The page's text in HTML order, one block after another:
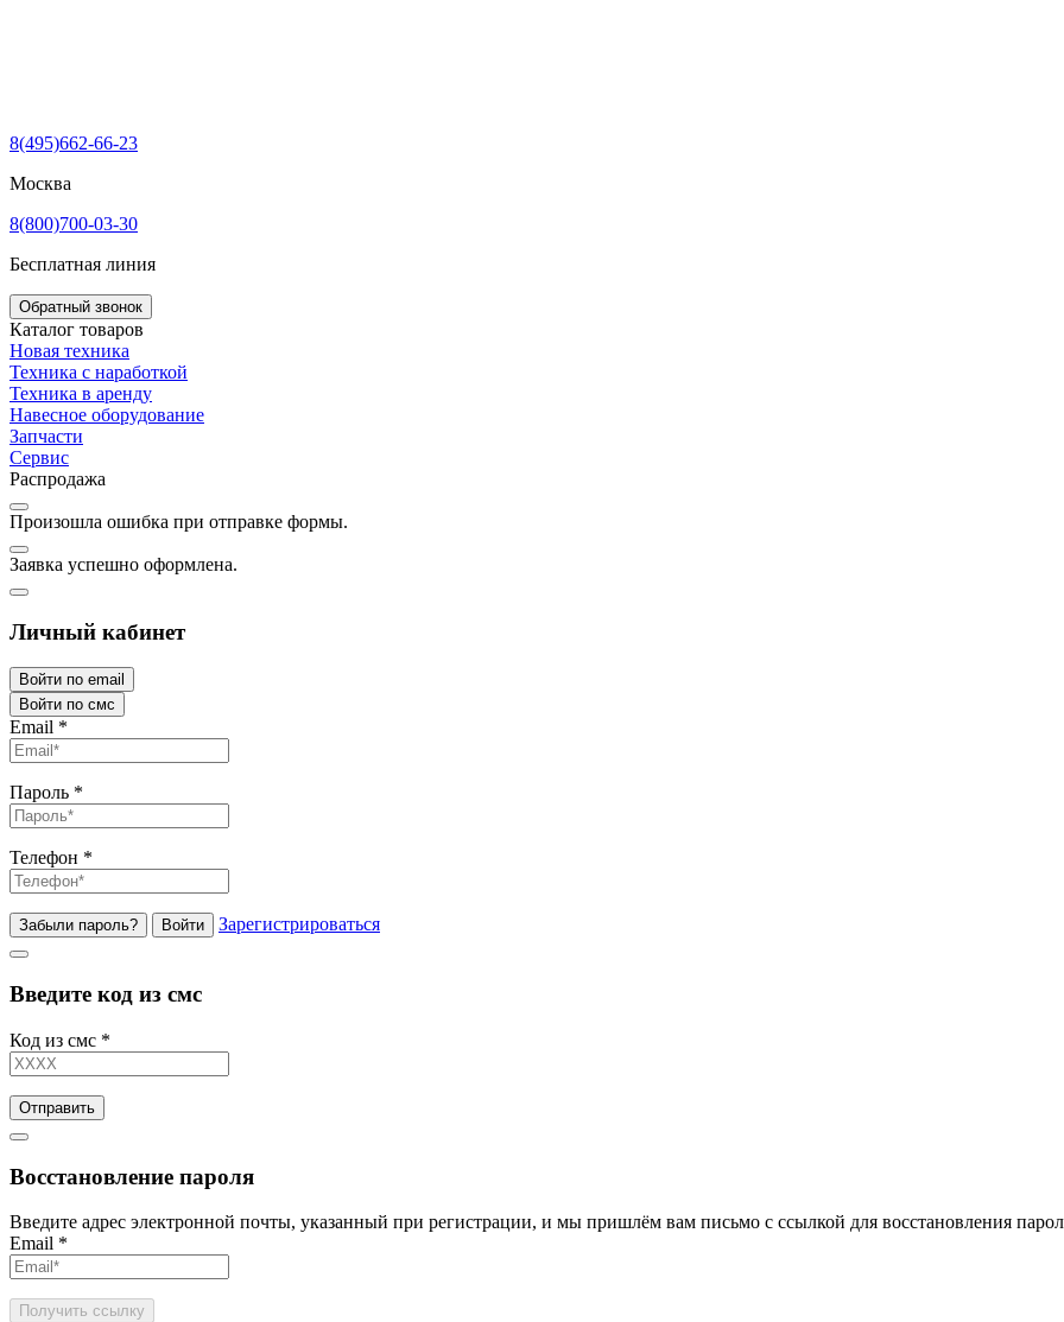
8(495)662-66-23
Москва
8(800)700-03-30
Бесплатная линия
Обратный звонок
Каталог товаров
Новая техника
Техника с наработкой
Техника в аренду
Навесное оборудование
Запчасти
Сервис
Распродажа
Произошла ошибка при отправке формы.
Заявка успешно оформлена.
Личный кабинет
Войти по email
Войти по смс
Email *
Пароль *
Телефон *
Забыли пароль? Войти Зарегистрироваться
Введите код из смс
Код из смс *
Отправить
Восстановление пароля
Введите адрес электронной почты, указанный при регистрации, и мы пришлём вам письмо с ссылкой для восстановления
Email *
Получить ссылку